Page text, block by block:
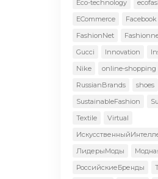
Eco-technology
ECommerce
Facebook
FashionNet
Gucci
Innovation
Nike
online-shopping
RussianBrands
shoes
SustainableFashion
Textile
Virtual
ЛидерыМоды
РоссийскиеБренды